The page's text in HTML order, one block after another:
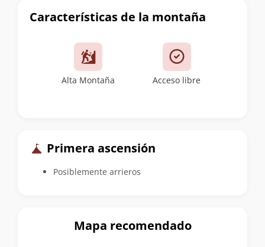
Características de la montaña
Alta Montaña Acceso libre
Primera ascensión
Posiblemente arrieros
Mapa recomendado